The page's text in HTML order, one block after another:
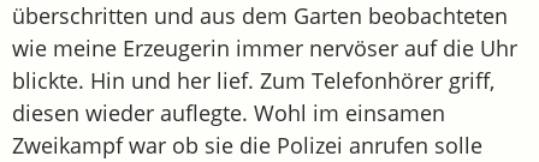
überschritten und aus dem Garten beobachteten
wie meine Erzeugerin immer nervöser auf die Uhr
blickte. Hin und her lief. Zum Telefonhörer griff,
diesen wieder auflegte. Wohl im einsamen
Zweikampf war ob sie die Polizei anrufen solle